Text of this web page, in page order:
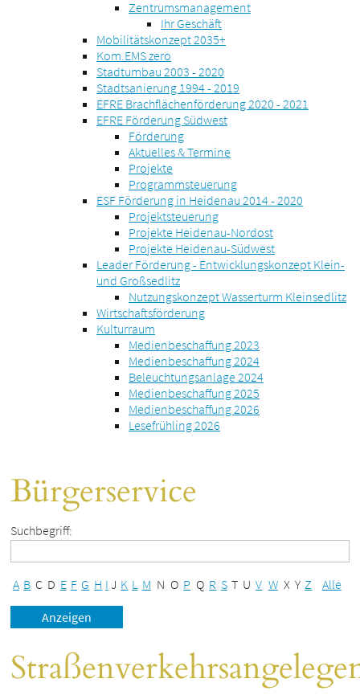
Zentrumsmanagement
Ihr Geschäft
Mobilitätskonzept 2035+
Kom.EMS zero
Stadtumbau 2003 - 2020
Stadtsanierung 1994 - 2019
EFRE Brachflächenförderung 2020 - 2021
EFRE Förderung Südwest
Förderung
Aktuelles & Termine
Projekte
Programmsteuerung
ESF Förderung in Heidenau 2014 - 2020
Projektsteuerung
Projekte Heidenau-Nordost
Projekte Heidenau-Südwest
Leader Förderung - Entwicklungskonzept Klein-
und Großsedlitz
Nutzungskonzept Wasserturm Kleinsedlitz
Wirtschaftsförderung
Kulturraum
Medienbeschaffung 2023
Medienbeschaffung 2024
Beleuchtungsanlage 2024
Medienbeschaffung 2025
Medienbeschaffung 2026
Lesefrühling 2026
Bürgerservice
Suchbegriff:
A B C D E F G H I J K L M N O P Q R S T U V W X Y Z Alle